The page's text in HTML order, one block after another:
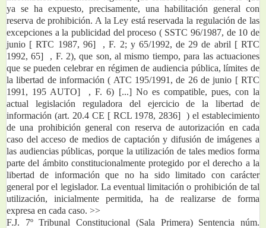
ya se ha expuesto, precisamente, una habilitación general con
reserva de prohibición. A la Ley está reservada la regulación de las
excepciones a la publicidad del proceso ( SSTC 96/1987, de 10 de
junio [ RTC 1987, 96]  , F. 2; y 65/1992, de 29 de abril [ RTC
1992, 65]  , F. 2), que son, al mismo tiempo, para las actuaciones
que se pueden celebrar en régimen de audiencia pública, límites de
la libertad de información ( ATC 195/1991, de 26 de junio [ RTC
1991, 195 AUTO]  , F. 6) [...] No es compatible, pues, con la
actual legislación reguladora del ejercicio de la libertad de
información (art. 20.4 CE [ RCL 1978, 2836]  ) el establecimiento
de una prohibición general con reserva de autorización en cada
caso del acceso de medios de captación y difusión de imágenes a
las audiencias públicas, porque la utilización de tales medios forma
parte del ámbito constitucionalmente protegido por el derecho a la
libertad de información que no ha sido limitado con carácter
general por el legislador. La eventual limitación o prohibición de tal
utilización, inicialmente permitida, ha de realizarse de forma
expresa en cada caso. >>
F.J. 7º Tribunal Constitucional (Sala Primera) Sentencia núm.